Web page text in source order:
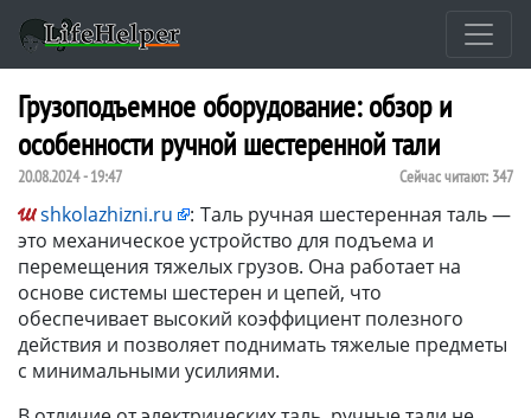
Грузоподъемное оборудование: обзор и
особенности ручной шестеренной тали
20.08.2024 - 19:47 Сейчас читают: 347
shkolazhizni.ru : Таль ручная шестеренная таль —
это механическое устройство для подъема и
перемещения тяжелых грузов. Она работает на
основе системы шестерен и цепей, что
обеспечивает высокий коэффициент полезного
действия и позволяет поднимать тяжелые предметы
с минимальными усилиями.